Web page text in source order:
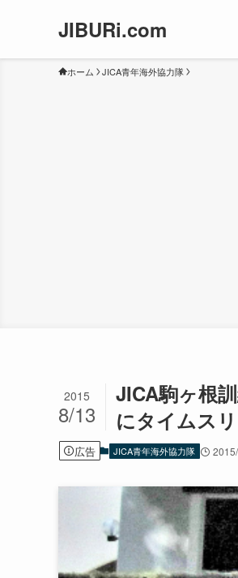
JIBURi.com
ホーム JICA青年海外協力隊
JICA駒ヶ根
にタイムス
2015
8/13
広告 JICA青年海外協力隊